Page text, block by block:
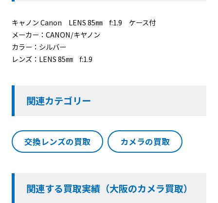
キャノン Canon LENS 85㎜ f:1.9 ケース付
メーカー：CANON/キヤノン
カラー：シルバー
レンズ：LENS 85㎜ f:1.9
関連カテゴリー
交換レンズの買取 カメラの買取
関連する買取実績（大阪のカメラ買取）